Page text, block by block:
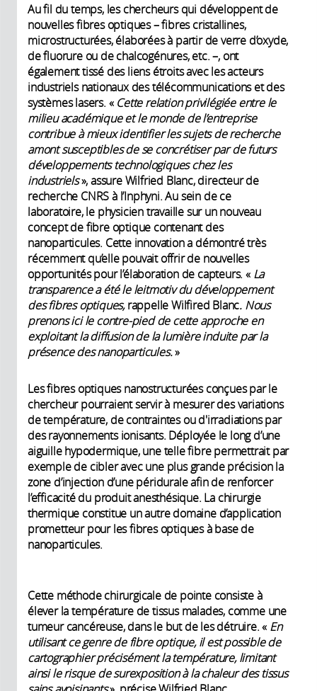
Au fil du temps, les chercheurs qui développent de
nouvelles fibres optiques – fibres cristallines,
microstructurées, élaborées à partir de verre d’oxyde,
de fluorure ou de chalcogénures, etc. –, ont
également tissé des liens étroits avec les acteurs
industriels nationaux des télécommunications et des
systèmes lasers. « Cette relation privilégiée entre le
milieu académique et le monde de l’entreprise
contribue à mieux identifier les sujets de recherche
amont susceptibles de se concrétiser par de futurs
développements technologiques chez les
industriels», assure Wilfried Blanc, directeur de
recherche CNRS à l’Inphyni. Au sein de ce
laboratoire, le physicien travaille sur un nouveau
concept de fibre optique contenant des
nanoparticules. Cette innovation a démontré très
récemment qu’elle pouvait offrir de nouvelles
opportunités pour l’élaboration de capteurs. « La
transparence a été le leitmotiv du développement
des fibres optiques,rappelle Wilfired Blanc. Nous
prenons ici le contre-pied de cette approche en
exploitant la diffusion de la lumière induite par la
présence des nanoparticules.»
Les fibres optiques nanostructurées conçues par le
chercheur pourraient servir à mesurer des variations
de température, de contraintes ou d'irradiations par
des rayonnements ionisants. Déployée le long d’une
aiguille hypodermique, une telle fibre permettrait par
exemple de cibler avec une plus grande précision la
zone d’injection d’une péridurale afin de renforcer
l’efficacité du produit anesthésique. La chirurgie
thermique constitue un autre domaine d’application
prometteur pour les fibres optiques à base de
nanoparticules.
Cette méthode chirurgicale de pointe consiste à
élever la température de tissus malades, comme une
tumeur cancéreuse, dans le but de les détruire. « En
utilisant ce genre de fibre optique, il est possible de
cartographier précisément la température, limitant
ainsi le risque de surexposition à la chaleur des tissus